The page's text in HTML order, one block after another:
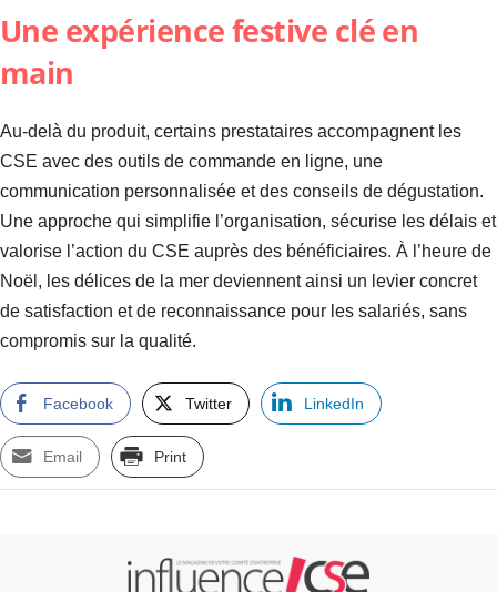
Une expérience festive clé en
main
Au-delà du produit, certains prestataires accompagnent les
CSE avec des outils de commande en ligne, une
communication personnalisée et des conseils de dégustation.
Une approche qui simplifie l’organisation, sécurise les délais et
valorise l’action du CSE auprès des bénéficiaires. À l’heure de
Noël, les délices de la mer deviennent ainsi un levier concret
de satisfaction et de reconnaissance pour les salariés, sans
compromis sur la qualité.
Facebook Twitter LinkedIn
Email Print